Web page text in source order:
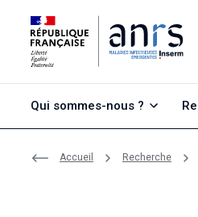
Qui sommes-nous ?
Accueil Recherche